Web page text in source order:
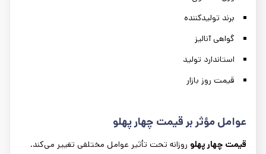
برند تولیدکننده
گواهی آنالیز
استاندارد تولید
قیمت روز بازار
عوامل مؤثر بر قیمت چهار پهلو
قیمت چهار پهلو روزانه تحت تأثیر عوامل مختلفی تغییر می‌کند.